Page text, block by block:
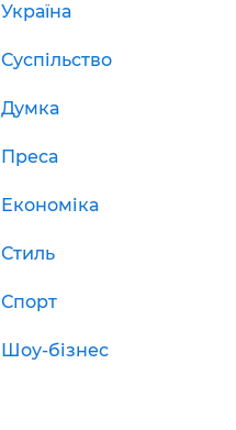
Україна
Суспільство
Думка
Преса
Економіка
Стиль
Спорт
Шоу-бізнес